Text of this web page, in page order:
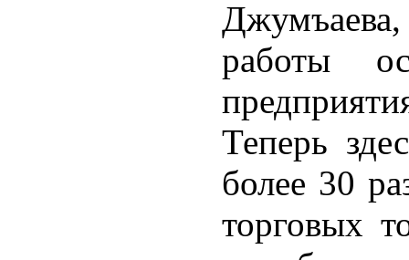
работы
Теперь
более 30
торговых